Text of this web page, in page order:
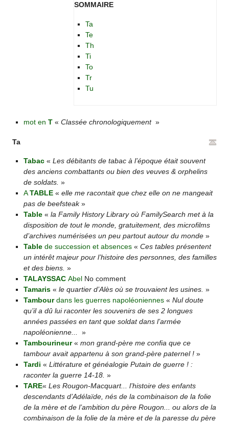
SOMMAIRE
Ta
Te
Th
Ti
To
Tr
Tu
mot en T« Classée chronologiquement »
Ta
Tabac« Les débitants de tabac à l’époque était souvent
des anciens combattants ou bien des veuves & orphelins
de soldats. »
ATABLE« elle me racontait que chez elle on ne mangeait
pas de beefsteak»
Table« la Family History Library où FamilySearch met à la
disposition de tout le monde, gratuitement, des microfilms
d’archives numérisées un peu partout autour du monde»
Table de succession et absences« Ces tables présentent
un intérêt majeur pour l’histoire des personnes, des familles
et des biens. »
TALAYSSAC AbelNo comment
Tamaris« le quartier d’Alès où se trouvaient les usines. »
Tambourdans les guerres napoléoniennes« Nul doute
qu’il a dû lui raconter les souvenirs de ses 2 longues
années passées en tant que soldat dans l’armée
napoléonienne...
»
Tambourineur« mon grand-père me confia que ce
tambour avait appartenu à son grand-père paternel !»
Tardi « Littérature et généalogie Putain de guerre ! :
raconter la guerre 14-18. »
TARE« Les Rougon-Macquart... l’histoire des enfants
descendants d’Adélaïde, nés de la combinaison de la folie
de la mère et de l’ambition du père Rougon... ou alors de la
combinaison de la folie de la mère et de la paresse du père